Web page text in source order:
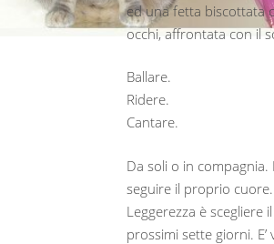
ed una fetta biscottata
occhi, affrontata con il
Ballare.
Ridere.
Cantare.
Da soli o in
seguire il proprio cuore.
Leggerezza è scegliere
prossimi sette giorni.